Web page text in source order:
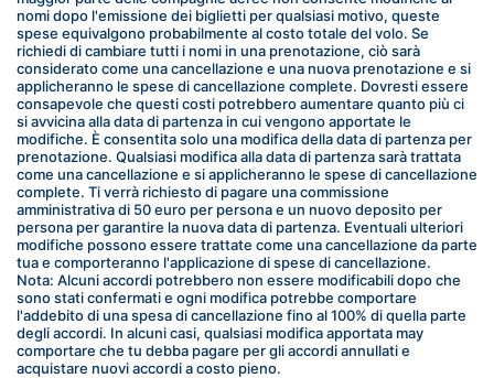
nomi dopo l'emissione dei biglietti per qualsiasi motivo, queste
spese equivalgono probabilmente al costo totale del volo. Se
richiedi di cambiare tutti i nomi in una prenotazione, ciò sarà
considerato come una cancellazione e una nuova prenotazione e si
applicheranno le spese di cancellazione complete. Dovresti essere
consapevole che questi costi potrebbero aumentare quanto più ci
si avvicina alla data di partenza in cui vengono apportate le
modifiche. È consentita solo una modifica della data di partenza per
prenotazione. Qualsiasi modifica alla data di partenza sarà trattata
come una cancellazione e si applicheranno le spese di cancellazione
complete. Ti verrà richiesto di pagare una commissione
amministrativa di 50 euro per persona e un nuovo deposito per
persona per garantire la nuova data di partenza. Eventuali ulteriori
modifiche possono essere trattate come una cancellazione da parte
tua e comporteranno l'applicazione di spese di cancellazione.
Nota: Alcuni accordi potrebbero non essere modificabili dopo che
sono stati confermati e ogni modifica potrebbe comportare
l'addebito di una spesa di cancellazione fino al 100% di quella parte
degli accordi. In alcuni casi, qualsiasi modifica apportata may
comportare che tu debba pagare per gli accordi annullati e
acquistare nuovi accordi a costo pieno.